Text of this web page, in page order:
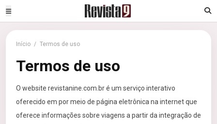
Início / Termos de uso
Termos de uso
O website revistanine.com.br é um serviço interativo
oferecido em por meio de página eletrônica na internet que
oferece informações sobre viagens a partir da integração de